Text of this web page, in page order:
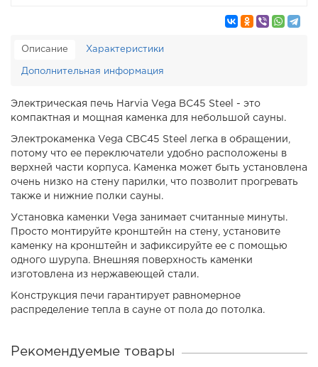
Описание Характеристики
Дополнительная информация
Электрическая печь Harvia Vega BC45 Steel - это
компактная и мощная каменка для небольшой сауны.
Электрокаменка Vega CBC45 Steel легка в обращении,
потому что ее переключатели удобно расположены в
верхней части корпуса. Каменка может быть установлена
очень низко на стену парилки, что позволит прогревать
также и нижние полки сауны.
Установка каменки Vega занимает считанные минуты.
Просто монтируйте кронштейн на стену, установите
каменку на кронштейн и зафиксируйте ее с помощью
одного шурупа. Внешняя поверхность каменки
изготовлена из нержавеющей стали.
Конструкция печи гарантирует равномерное
распределение тепла в сауне от пола до потолка.
Рекомендуемые товары